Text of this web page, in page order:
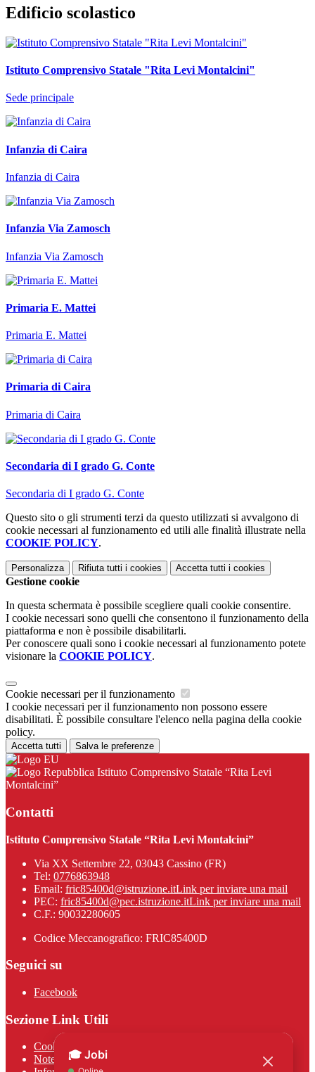
Edificio scolastico
Istituto Comprensivo Statale "Rita Levi Montalcini"
Sede principale
Infanzia di Caira
Infanzia di Caira
Infanzia Via Zamosch
Infanzia Via Zamosch
Primaria E. Mattei
Primaria E. Mattei
Primaria di Caira
Primaria di Caira
Secondaria di I grado G. Conte
Secondaria di I grado G. Conte
Questo sito o gli strumenti terzi da questo utilizzati si avvalgono di
cookie necessari al funzionamento ed utili alle finalità illustrate nella
COOKIE POLICY.
Personalizza Rifiuta tutti i cookies Accetta tutti i cookies
Gestione cookie
In questa schermata è possibile scegliere quali cookie consentire.
I cookie necessari sono quelli che consentono il funzionamento della
piattaforma e non è possibile disabilitarli.
Per conoscere quali sono i cookie necessari al funzionamento potete
visionare la COOKIE POLICY.
Cookie necessari per il funzionamento
I cookie necessari per il funzionamento non possono essere
disabilitati. È possibile consultare l'elenco nella pagina della cookie
policy.
Accetta tutti Salva le preferenze
Istituto Comprensivo Statale “Rita Levi
Montalcini”
Contatti
Istituto Comprensivo Statale “Rita Levi Montalcini”
Via XX Settembre 22, 03043 Cassino (FR)
Tel: 0776863948
Email: fric85400d@istruzione.itLink per inviare una mail
PEC: fric85400d@pec.istruzione.itLink per inviare una mail
C.F.: 90032280605
Codice Meccanografico: FRIC85400D
Seguici su
Facebook
Sezione Link Utili
Cookie policy
Note legali